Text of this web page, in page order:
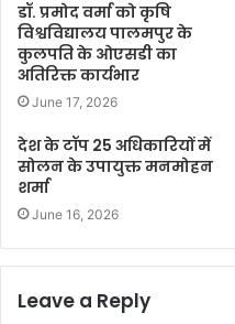
डॉ. प्रमोद वर्मा को कृषि
विश्वविद्यालय पालमपुर के
कुलपति के ओएसडी का
अतिरिक्त कार्यभार
June 17, 2026
देश के टॉप 25 अधिकारियों में
सोलन के उपायुक्त मनमोहन
शर्मा
June 16, 2026
Leave a Reply